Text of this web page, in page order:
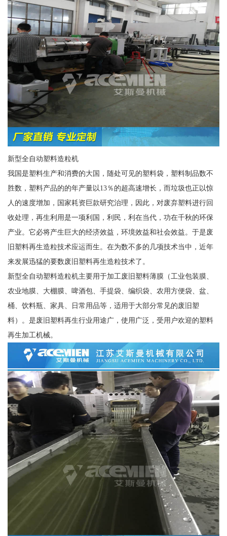
新型全自动塑料造粒机
我国是塑料生产和消费的大国，随处可见的塑料袋，塑料制品数不
胜数，塑料产品的的年产量以13％的超高速增长，而垃圾也正以惊
人的速度增加，国家耗资巨款研究治理，因此，对废弃塑料进行回
收处理，再生利用是一项利国，利民，利在当代，功在千秋的环保
产业。它必将产生巨大的经济效益，环境效益和社会效益。于是废
旧塑料再生造粒技术应运而生。在为数不多的几项技术当中，近年
来发展迅猛的要数废旧塑料再生造粒技术了。
新型全自动塑料造粒机主要用于加工废旧塑料薄膜（工业包装膜、
农业地膜、大棚膜、啤酒包、手提袋、编织袋、农用方便袋、盆、
桶、饮料瓶、家具、日常用品等，适用于大部分常见的废旧塑
料）。是废旧塑料再生行业用途广，使用广泛，受用户欢迎的塑料
再生加工机械。